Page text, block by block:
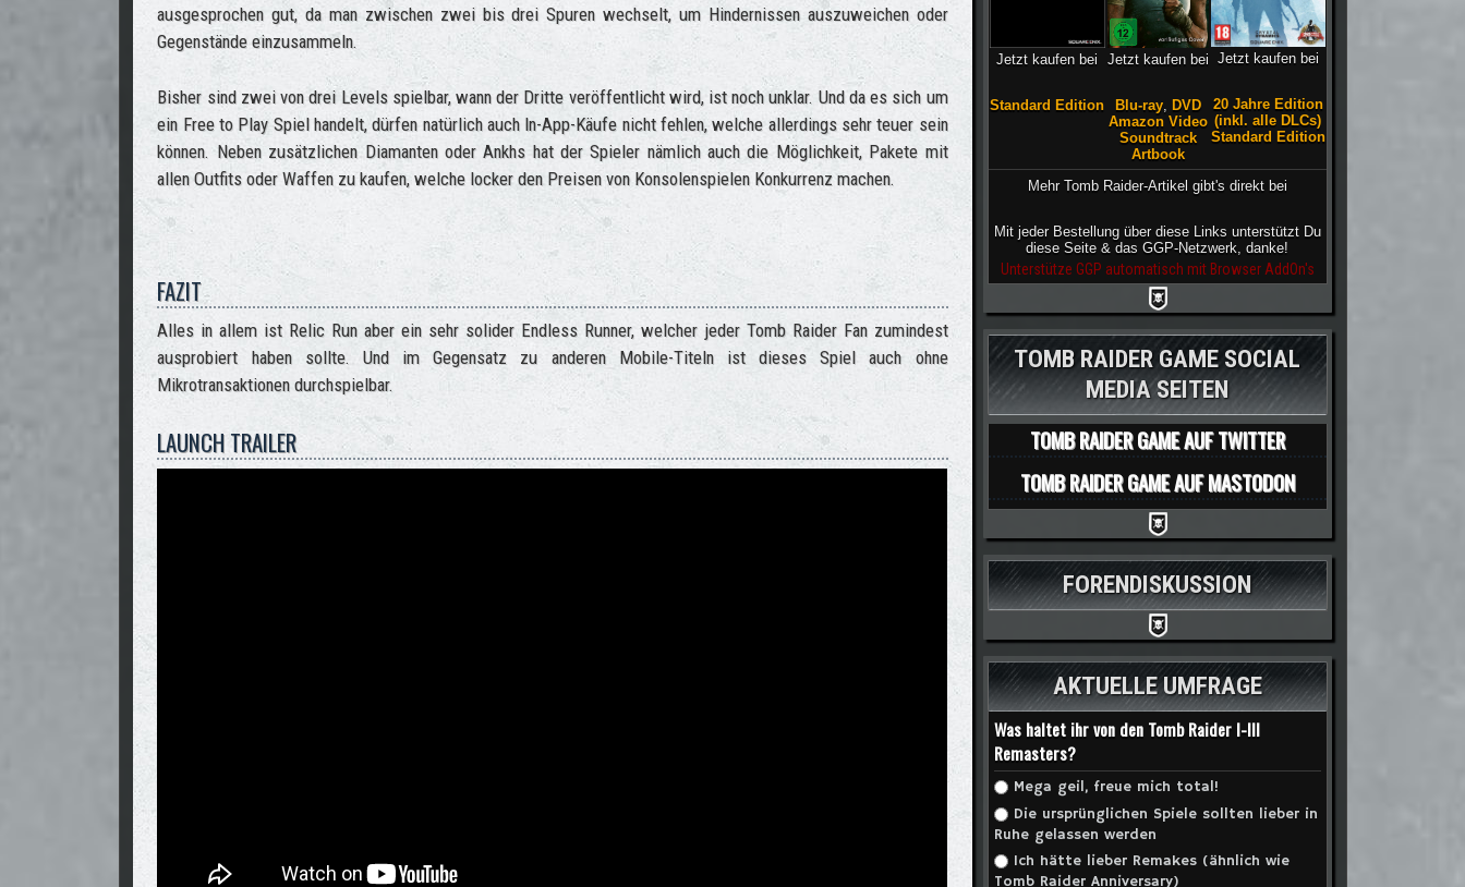
ausgesprochen gut, da man zwischen zwei bis drei Spuren wechselt, um Hindernissen auszuweichen oder
Gegenstände einzusammeln.
Bisher sind zwei von drei Levels spielbar, wann der Dritte veröffentlicht wird, ist noch unklar. Und da es sich um
ein Free to Play Spiel handelt, dürfen natürlich auch In-App-Käufe nicht fehlen, welche allerdings sehr teuer sein
können. Neben zusätzlichen Diamanten oder Ankhs hat der Spieler nämlich auch die Möglichkeit, Pakete mit
allen Outfits oder Waffen zu kaufen, welche locker den Preisen von Konsolenspielen Konkurrenz machen.
FAZIT
Alles in allem ist Relic Run aber ein sehr solider Endless Runner, welcher jeder Tomb Raider Fan zumindest
ausprobiert haben sollte. Und im Gegensatz zu anderen Mobile-Titeln ist dieses Spiel auch ohne
Mikrotransaktionen durchspielbar.
LAUNCH TRAILER
Jetzt kaufen bei
Standard Edition
Jetzt kaufen bei
Blu-ray, DVD
Amazon Video
Soundtrack
Artbook
Jetzt kaufen bei
20 Jahre Edition
(inkl. alle DLCs)
Standard Edition
Mehr Tomb Raider-Artikel gibt's direkt bei
Mit jeder Bestellung über diese Links unterstützt Du
diese Seite & das GGP-Netzwerk, danke!
Unterstütze GGP automatisch mit Browser AddOn's
TOMB RAIDER GAME SOCIAL
MEDIA SEITEN
TOMB RAIDER GAME AUF TWITTER
TOMB RAIDER GAME AUF MASTODON
FORENDISKUSSION
AKTUELLE UMFRAGE
Was haltet ihr von den Tomb Raider I-III
Remasters?
Auswahlmöglichkeiten
Mega geil, freue mich total!
Die ursprünglichen Spiele sollten lieber in
Ruhe gelassen werden
Ich hätte lieber Remakes (ähnlich wie
Tomb Raider Anniversary)